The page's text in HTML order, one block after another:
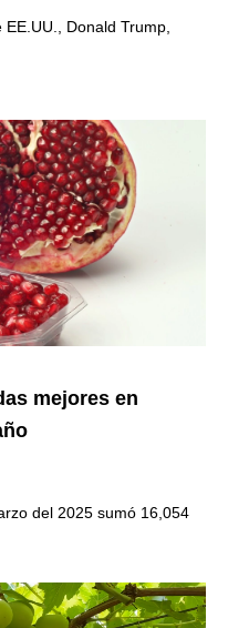
Donald Trump,
mejores en
del 2025 sumó 16,054